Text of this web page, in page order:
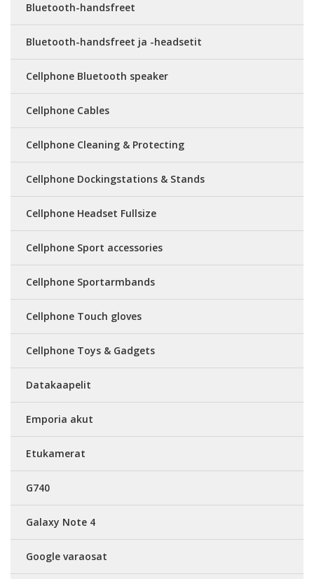
Bluetooth-handsfreet
Bluetooth-handsfreet ja -headsetit
Cellphone Bluetooth speaker
Cellphone Cables
Cellphone Cleaning & Protecting
Cellphone Dockingstations & Stands
Cellphone Headset Fullsize
Cellphone Sport accessories
Cellphone Sportarmbands
Cellphone Touch gloves
Cellphone Toys & Gadgets
Datakaapelit
Emporia akut
Etukamerat
G740
Galaxy Note 4
Google varaosat